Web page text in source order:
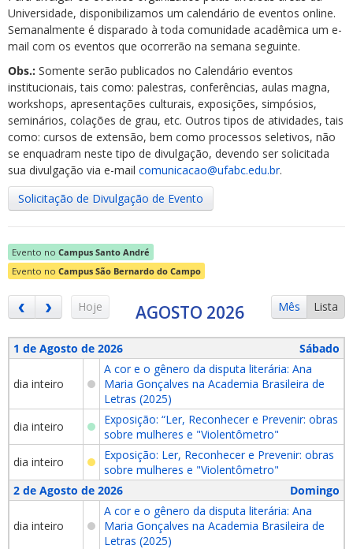
Universidade, disponibilizamos um calendário de eventos online.
Semanalmente é disparado à toda comunidade acadêmica um e-
mail com os eventos que ocorrerão na semana seguinte.
Obs.: Somente serão publicados no Calendário eventos
institucionais, tais como: palestras, conferências, aulas magna,
workshops, apresentações culturais, exposições, simpósios,
seminários, colações de grau, etc. Outros tipos de atividades, tais
como: cursos de extensão, bem como processos seletivos, não
se enquadram neste tipo de divulgação, devendo ser solicitada
sua divulgação via e-mail comunicacao@ufabc.edu.br.
Solicitação de Divulgação de Evento
Evento no Campus Santo André
Evento no Campus São Bernardo do Campo
Hoje Mês Lista
AGOSTO 2026
1 de Agosto de 2026 Sábado
dia inteiro
A cor e o gênero da disputa literária: Ana
Maria Gonçalves na Academia Brasileira de
Letras (2025)
dia inteiro
Exposição: “Ler, Reconhecer e Prevenir: obras
sobre mulheres e "Violentômetro"
dia inteiro
Exposição: Ler, Reconhecer e Prevenir: obras
sobre mulheres e "Violentômetro"
2 de Agosto de 2026
Domingo
dia inteiro
A cor e o gênero da disputa literária: Ana
Maria Gonçalves na Academia Brasileira de
Letras (2025)